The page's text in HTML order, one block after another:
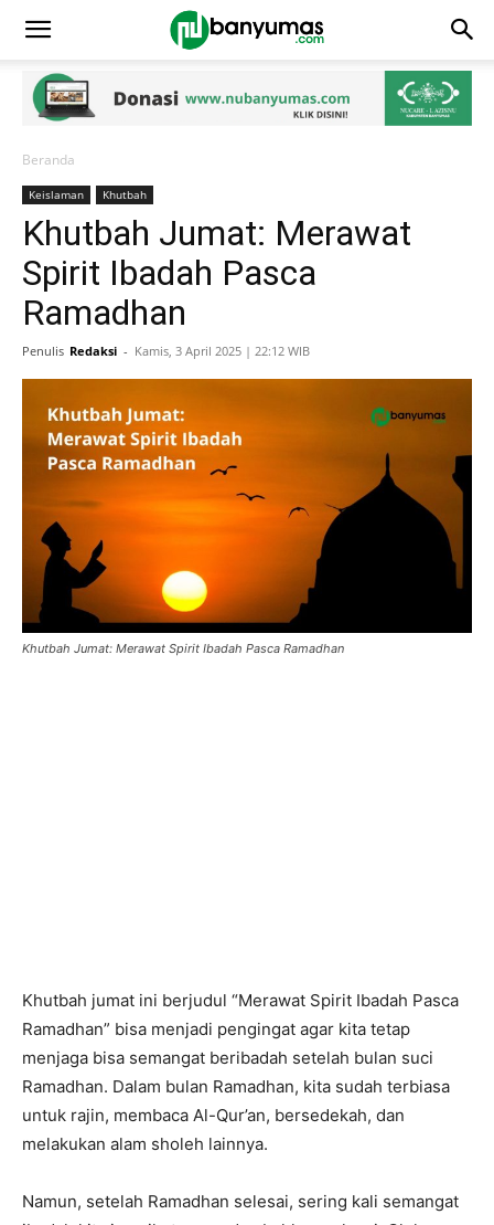
Beranda
Keislaman Khutbah
Khutbah Jumat: Merawat
Spirit Ibadah Pasca
Ramadhan
Penulis Redaksi - Kamis, 3 April 2025 | 22:12 WIB
Khutbah Jumat: Merawat Spirit Ibadah Pasca Ramadhan
Khutbah jumat ini berjudul “Merawat Spirit Ibadah Pasca
Ramadhan” bisa menjadi pengingat agar kita tetap
menjaga bisa semangat beribadah setelah bulan suci
Ramadhan. Dalam bulan Ramadhan, kita sudah terbiasa
untuk rajin, membaca Al-Qur’an, bersedekah, dan
melakukan alam sholeh lainnya.
Namun, setelah Ramadhan selesai, sering kali semangat